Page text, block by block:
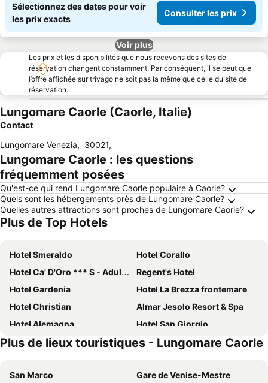
Sélectionnez des dates pour voir
les prix exacts
Consulter les prix
Voir plus
Les prix et les disponibilités que nous recevons des sites de
réservation changent constamment. Par conséquent, il se peut que
l’offre affichée sur trivago ne soit pas la même que celle du site de
réservation.
Lungomare Caorle (Caorle, Italie)
Contact
Lungomare Venezia, 30021,
Lungomare Caorle : les questions
fréquemment posées
Qu'est-ce qui rend Lungomare Caorle populaire à Caorle?
Quels sont les hébergements près de Lungomare Caorle?
Quelles autres attractions sont proches de Lungomare Caorle?
Plus de Top Hotels
Hotel Smeraldo
Hotel Corallo
Hotel Ca' D'Oro *** S - Adults Only
Regent's Hotel
Hotel Gardenia
Hotel La Brezza frontemare
Hotel Christian
Almar Jesolo Resort & Spa
Hotel Alemagna
Hotel San Giorgio
Hotel Fabris
Hotel San Giorgio Resort****s
Hotel Orient & Pacific
Hotel Bembo
Plus de lieux touristiques - Lungomare Caorle
San Marco
Gare de Venise-Mestre